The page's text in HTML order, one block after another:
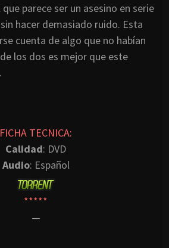
parece ser un asesino en serie
hacer demasiado ruido. Esta
cuenta de algo que no habían
los dos es mejor que este
FICHA TECNICA:
Calidad: DVD
Audio: Español
*****
—